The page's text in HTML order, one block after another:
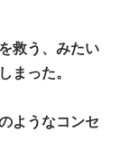
してしまったい
救う、みたい
まった。
ようなコンセ